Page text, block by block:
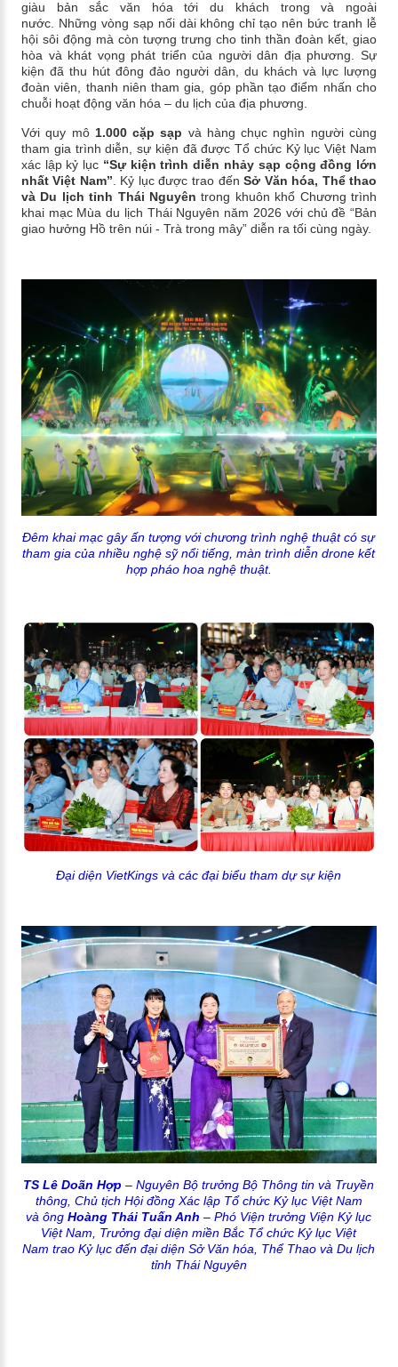
giàu bản sắc văn hóa tới du khách trong và ngoài
nước. Những vòng sạp nối dài không chỉ tạo nên bức tranh lễ
hội sôi động mà còn tượng trưng cho tinh thần đoàn kết, giao
hòa và khát vọng phát triển của người dân địa phương. Sự
kiện đã thu hút đông đảo người dân, du khách và lực lượng
đoàn viên, thanh niên tham gia, góp phần tạo điểm nhấn cho
chuỗi hoạt động văn hóa – du lịch của địa phương.
Với quy mô 1.000 cặp sạp và hàng chục nghìn người cùng
tham gia trình diễn, sự kiện đã được Tổ chức Kỷ lục Việt Nam
xác lập kỷ lục “Sự kiện trình diễn nhảy sạp cộng đồng lớn
nhất Việt Nam” . Kỷ lục được trao đếnSở Văn hóa, Thể thao
và Du lịch tỉnh Thái Nguyên trong khuôn khổ Chương trình
khai mạc Mùa du lịch Thái Nguyên năm 2026 với chủ đề “Bản
giao hưởng Hồ trên núi - Trà trong mây” diễn ra tối cùng ngày.
Đêm khai mạc gây ấn tượng với chương trình nghệ thuật có sự
tham gia của nhiều nghệ sỹ nổi tiếng, màn trình diễn drone kết
hợp pháo hoa nghệ thuật.
Đại diện VietKings và các đại biểu tham dự sự kiện
TS Lê Doãn Hợp – Nguyên Bộ trưởng Bộ Thông tin và Truyền
thông, Chủ tịch Hội đồng Xác lập Tổ chức Kỷ lục Việt Nam
vàôngHoàng Thái Tuấn Anh – Phó Viện trưởng Viện Kỷ lục
Việt Nam, Trưởng đại diện miền Bắc Tổ chức Kỷ lục Việt
Nam trao Kỷ lục đến đại diện Sở Văn hóa, Thể Thao và Du lịch
tỉnh Thái Nguyên